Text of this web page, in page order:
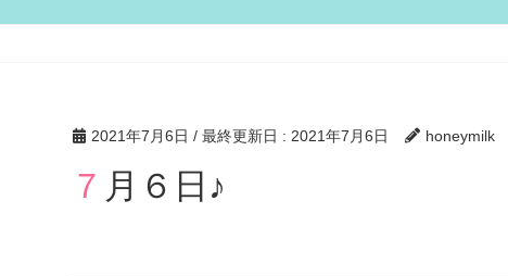
2021年7月6日 / 最終更新日 : 2021年7月6日 honeymilk
７月６日♪